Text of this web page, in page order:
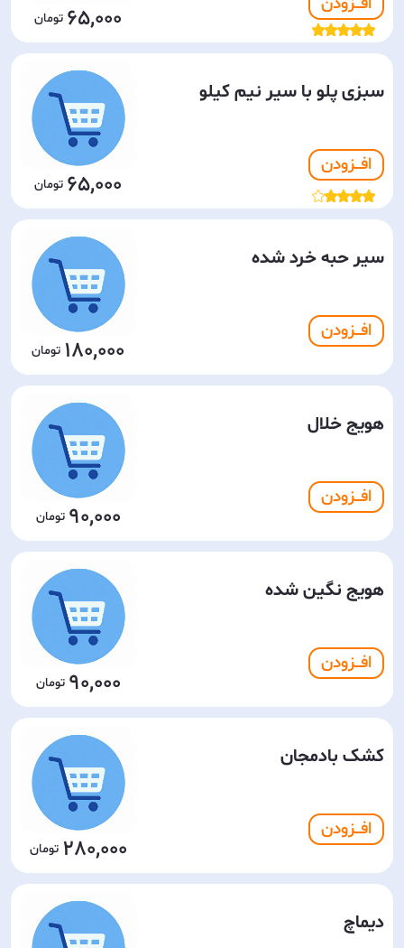
65,000
سبزی پلو با سیر نیم کیلو
افـــزودن
65,000
سیر حبه خرد شده
افـــزودن
180,000
هویج خلال
افـــزودن
90,000
هویج نگین شده
افـــزودن
90,000
کشک بادمجان
افـــزودن
280,000
دیماچ